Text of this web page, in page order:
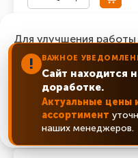
Болт DIN 933 (ГОСТ
цинк
Артикул: 933-8*16
2.64 ₽
! ВАЖНОЕ
Сайт находится
доработке.
Актуальные цены
ассортимент
наших менеджеров.
Для улучшения работы
пользователями мы
согласиться с нашим
нажмите “Ок, понятно!”
ОК, понятно!